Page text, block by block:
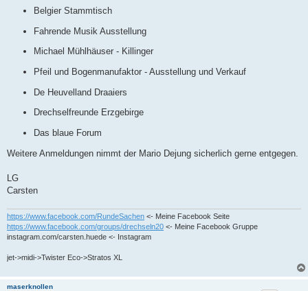
Belgier Stammtisch
Fahrende Musik Ausstellung
Michael Mühlhäuser - Killinger
Pfeil und Bogenmanufaktor - Ausstellung und Verkauf
De Heuvelland Draaiers
Drechselfreunde Erzgebirge
Das blaue Forum
Weitere Anmeldungen nimmt der Mario Dejung sicherlich gerne entgegen.
LG
Carsten
https://www.facebook.com/RundeSachen <- Meine Facebook Seite
https://www.facebook.com/groups/drechseln20 <- Meine Facebook Gruppe
instagram.com/carsten.huede <- Instagram
jet->midi->Twister Eco->Stratos XL
maserknollen